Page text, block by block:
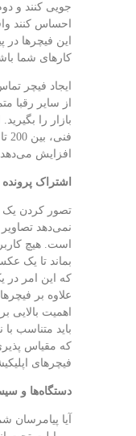
جویی کنند و
احساس کنند
این فیچرها در
کارهای شما
ایجاد فیچر
از سایر رقبا
بازار را
افزایش
اشتراک
تصور کردن یک
نمی‌دهد تصاویر
است. هیچ
بماند تا یک
که این امر
اهمیت
باید متناسب
که مقیاس
فیچر‌های
دستگاه‌ها و
آیا